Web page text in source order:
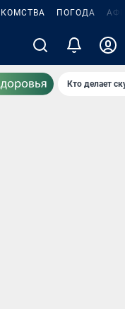
ПОГОДА
Кто делает